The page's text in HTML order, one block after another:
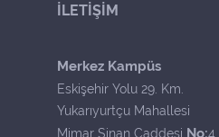
İLETİŞİM
Merkez Kampüs
Eskişehir Yolu 29. Km.
Yukarıyurtçu Mahallesi
Mimar Sinan Caddesi No:4